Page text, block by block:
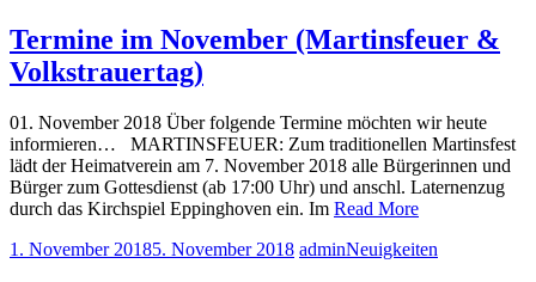
Termine im November (Martinsfeuer &
Volkstrauertag)
01. November 2018 Über folgende Termine möchten wir heute
informieren… MARTINSFEUER: Zum traditionellen Martinsfest
lädt der Heimatverein am 7. November 2018 alle Bürgerinnen und
Bürger zum Gottesdienst (ab 17:00 Uhr) und anschl. Laternenzug
durch das Kirchspiel Eppinghoven ein. Im Read More
1. November 20185. November 2018 adminNeuigkeiten